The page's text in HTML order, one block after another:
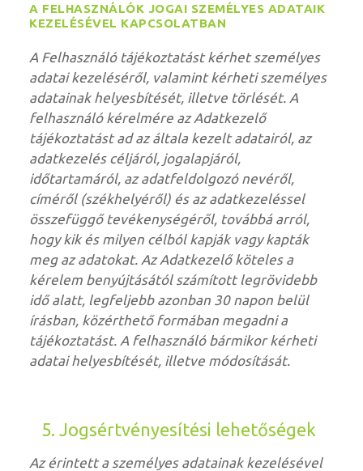
A FELHASZNÁLÓK JOGAI SZEMÉLYES ADATAIK
KEZELÉSÉVEL KAPCSOLATBAN
A Felhasználó tájékoztatást kérhet személyes
adatai kezeléséről, valamint kérheti személyes
adatainak helyesbítését, illetve törlését. A
felhasználó kérelmére az Adatkezelő
tájékoztatást ad az általa kezelt adatairól, az
adatkezelés céljáról, jogalapjáról,
időtartamáról, az adatfeldolgozó nevéről,
címéről (székhelyéről) és az adatkezeléssel
összefüggő tevékenységéről, továbbá arról,
hogy kik és milyen célból kapják vagy kapták
meg az adatokat. Az Adatkezelő köteles a
kérelem benyújtásától számított legrövidebb
idő alatt, legfeljebb azonban 30 napon belül
írásban, közérthető formában megadni a
tájékoztatást. A felhasználó bármikor kérheti
adatai helyesbítését, illetve módosítását.
5. Jogsértvényesítési lehetőségek
Az érintett a személyes adatainak kezelésével